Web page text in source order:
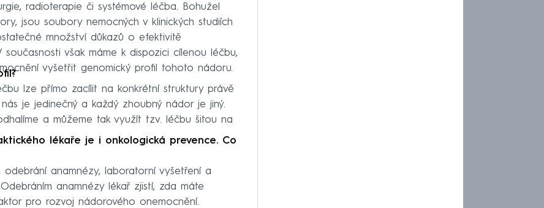
radioterapie či systémové léčba. Bohužel
jsou soubory nemocných v klinických studiích
množství důkazů o efektivitě
však máme k dispozici cílenou léčbu,
vyšetřit genomický profil tohoto nádoru.
lze přímo zacílit na konkrétní struktury právě
je jedinečný a každý zhoubný nádor je jiný.
a můžeme tak využít tzv. léčbu šitou na
lékaře je i onkologická prevence. Co
anamnézy, laboratorní vyšetření a
anamnézy lékař zjistí, zda máte
pro rozvoj nádorového onemocnění.